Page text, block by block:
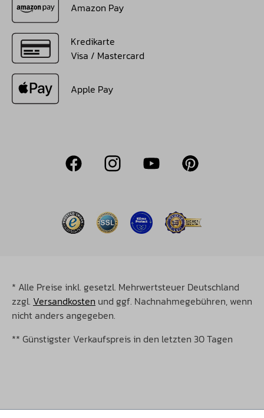
Amazon Pay
Kredikarte
Visa / Mastercard
Apple Pay
* Alle Preise inkl. gesetzl. Mehrwertsteuer Deutschland
zzgl. Versandkosten und ggf. Nachnahmegebühren, wenn
nicht anders angegeben.
** Günstigster Verkaufspreis in den letzten 30 Tagen
©Copyright 2026 Christopeit Sport. Alle Rechte